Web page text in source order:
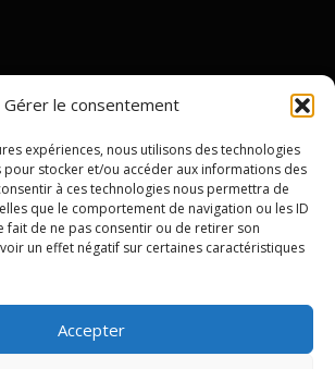
Gérer le consentement
expériences, nous utilisons des technologies
pour stocker et/ou accéder aux informations des
à ces technologies nous permettra de
que le comportement de navigation ou les ID
fait de ne pas consentir ou de retirer son
un effet négatif sur certaines caractéristiques
Accepter
paris13.fr
MathSTIC FR3734
Paris Nord